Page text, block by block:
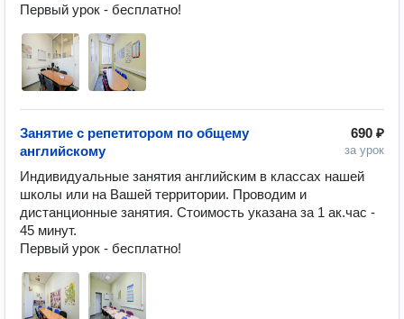
Первый урок - бесплатно!
690 ₽
за урок
Занятие с репетитором по общему
английскому
Индивидуальные занятия английским в классах нашей
школы или на Вашей территории. Проводим и
дистанционные занятия. Стоимость указана за 1 ак.час -
45 минут.
Первый урок - бесплатно!